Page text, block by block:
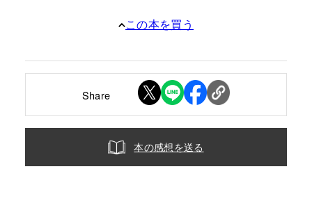
この本を買う
Share
本の感想を送る